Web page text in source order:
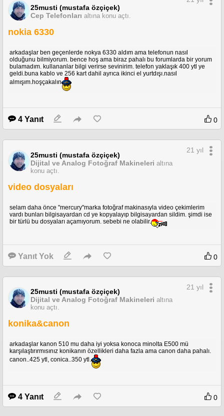
25musti (mustafa özçiçek)
Cep Telefonları altına konu açtı.
nokia 6330
arkadaşlar ben geçenlerde nokya 6330 aldım ama telefonun nasıl
olduğunu bilmiyorum. bence hoş ama biraz pahalı bu forumlarda bir yorum
bulamadım. kullananlar bilgi verirse sevinirim. telefon yaklaşık 400 ytl ye
geldi.buna kablo ve 256 kart dahil ayrıca ikinci el yurtdışı.nasıl
almışım.hoşçakalın
4 Yanıt 0
25musti (mustafa özçiçek)
Dijital ve Analog Fotoğraf Makineleri altına
konu açtı.
21 yıl
video dosyaları
selam daha önce "mercury"marka fotoğraf makinasıyla video çekimlerim
vardı bunları bilgisayardan cd ye kopyalayıp bilgisayardan sildim. şimdi ise
bir türlü bu dosyaları açamıyorum. sebebi ne olabilir.
Yanıt Yok 0
25musti (mustafa özçiçek)
Dijital ve Analog Fotoğraf Makineleri altına
konu açtı.
21 yıl
konika&canon
arkadaşlar kanon 510 mu daha iyi yoksa konoca minolta E500 mü
karşılaştırırmısınız konikanın özellikleri daha fazla ama canon daha pahalı.
canon..425 ytl, conica..350 ytl.
4 Yanıt 0